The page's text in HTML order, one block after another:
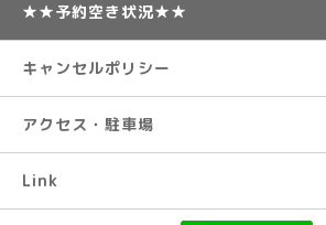
★★予約空き状況★★
キャンセルポリシー
アクセス・駐車場
Link